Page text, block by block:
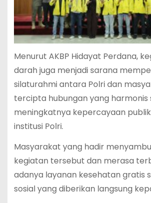
Menurut AKBP Hidayat Perdana,
darah juga menjadi sarana
silaturahmi antara Polri dan
tercipta hubungan yang harmonis
meningkatnya kepercayaan
institusi Polri.
Masyarakat yang hadir
kegiatan tersebut dan merasa
adanya layanan kesehatan gratis
sosial yang diberikan langsung